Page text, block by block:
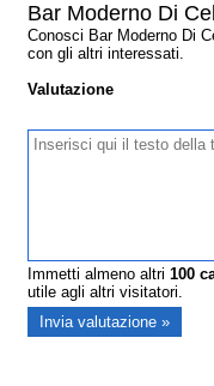
Bar Moderno Di
Conosci Bar Moderno Di
con gli altri interessati.
Valutazione
Immetti almeno altri100
utile agli altri visitatori.